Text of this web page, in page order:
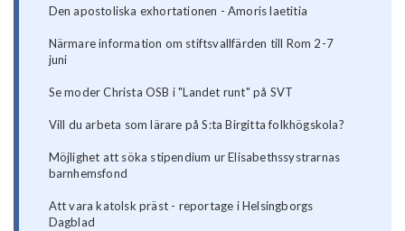
Den apostoliska exhortationen - Amoris laetitia
Närmare information om stiftsvallfärden till Rom 2-7
juni
Se moder Christa OSB i "Landet runt" på SVT
Vill du arbeta som lärare på S:ta Birgitta folkhögskola?
Möjlighet att söka stipendium ur Elisabethssystrarnas
barnhemsfond
Att vara katolsk präst - reportage i Helsingborgs
Dagblad